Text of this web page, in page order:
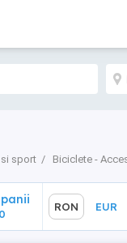
sport Biciclete -
0
RON EUR